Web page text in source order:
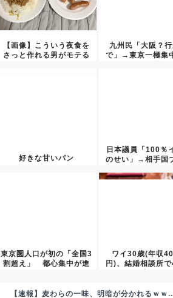
【画像】こういう夜食を
さっと作れる男がモテる
九州民「大阪？
で」→東京一極集
好きな甘いパン
日本議員「100％
のせい」→相手国
東京圏人口が初の「全国3
割超え」 都心集中が進
ワイ30歳(年収
円)、結婚相談所
【速報】麦わらの一味、明暗が分かれるｗｗ